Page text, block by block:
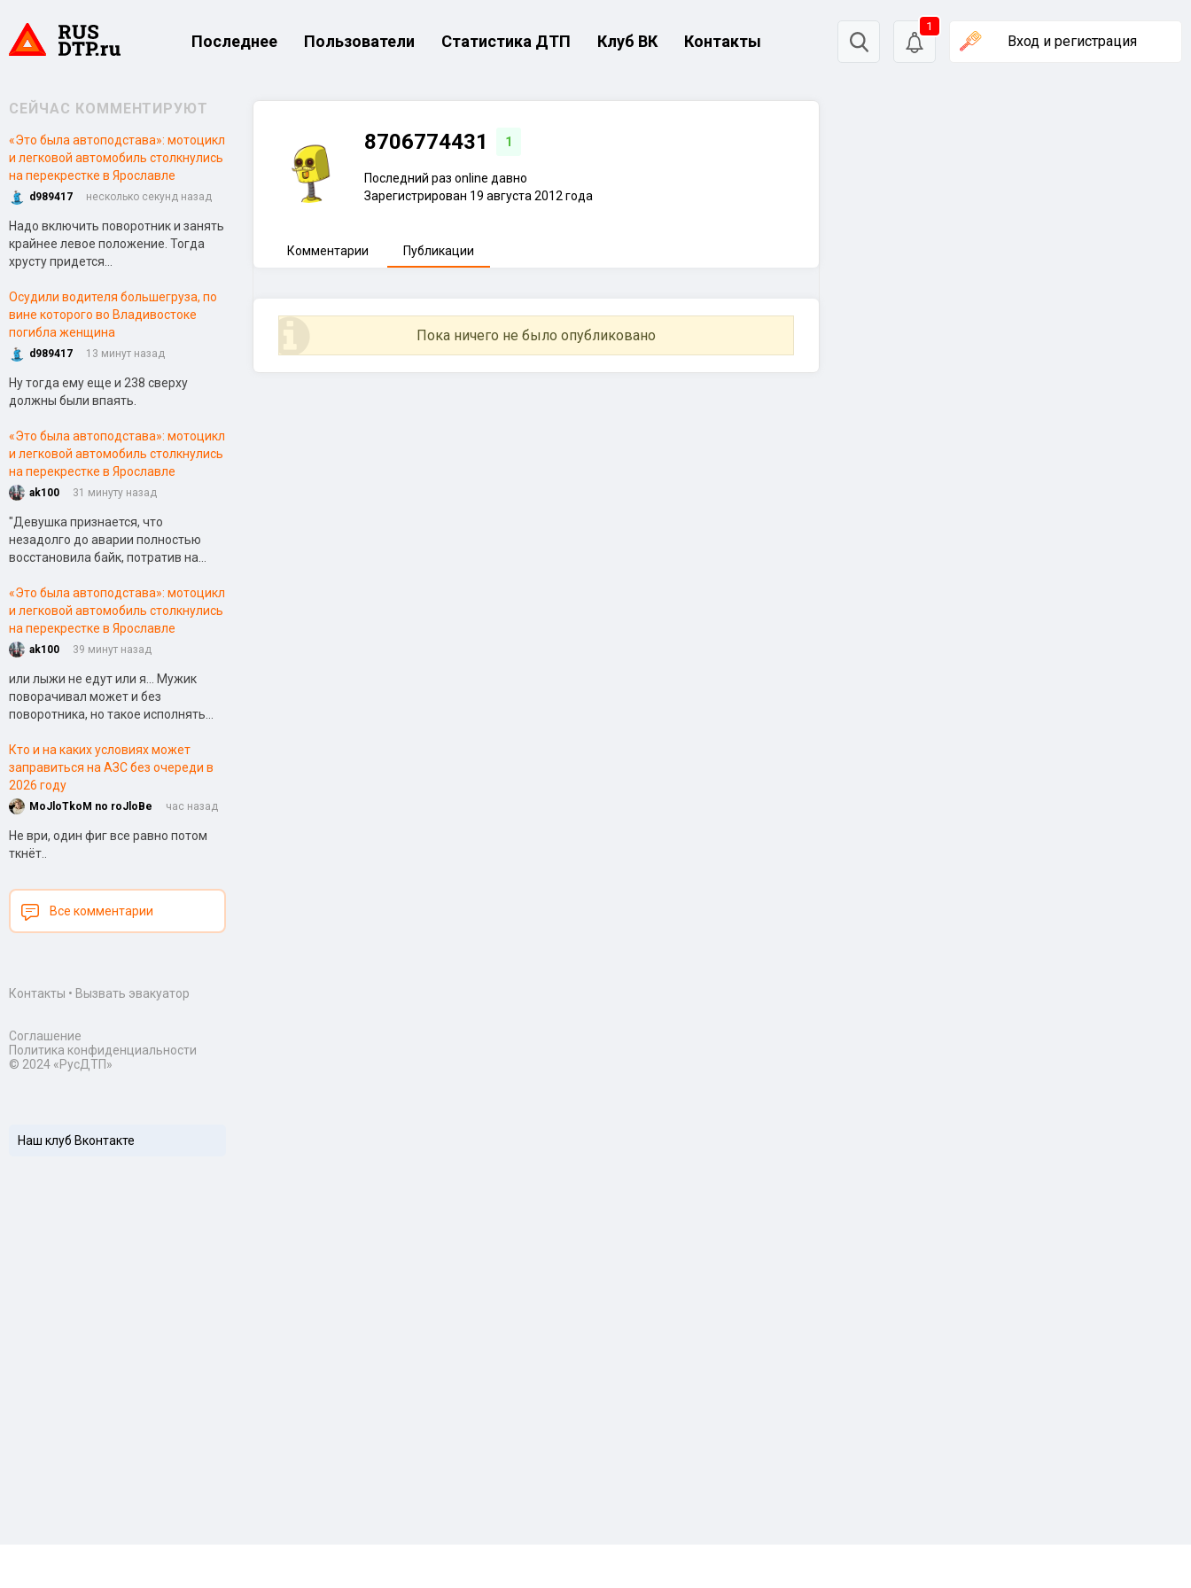
Последнее Пользователи Статистика ДТП Клуб ВК Контакты
1
Вход и регистрация
СЕЙЧАС КОММЕНТИРУЮТ
«Это была автоподстава»: мотоцикл
и легковой автомобиль столкнулись
на перекрестке в Ярославле
d989417 несколько секунд назад
Надо включить поворотник и занять
крайнее левое положение. Тогда
хрусту придется...
Осудили водителя большегруза, по
вине которого во Владивостоке
погибла женщина
d989417 13 минут назад
Ну тогда ему еще и 238 сверху
должны были впаять.
«Это была автоподстава»: мотоцикл
и легковой автомобиль столкнулись
на перекрестке в Ярославле
ak100 31 минуту назад
"Девушка признается, что
незадолго до аварии полностью
восстановила байк, потратив на...
«Это была автоподстава»: мотоцикл
и легковой автомобиль столкнулись
на перекрестке в Ярославле
ak100 39 минут назад
или лыжи не едут или я... Мужик
поворачивал может и без
поворотника, но такое исполнять...
Кто и на каких условиях может
заправиться на АЗС без очереди в
2026 году
MoJloTkoM no roJloBe час назад
Не ври, один фиг все равно потом
ткнёт..
Все комментарии
Контакты • Вызвать эвакуатор
Соглашение
Политика конфиденциальности
© 2024 «РусДТП»
Наш клуб Вконтакте
8706774431 1
Последний раз online давно
Зарегистрирован 19 августа 2012 года
Комментарии Публикации
Пока ничего не было опубликовано